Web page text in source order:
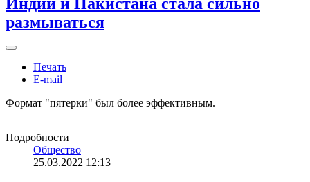
Индии и Пакистана стала сильно
размываться
Печать
E-mail
Формат "пятерки" был более эффективным.
Подробности
Общество
25.03.2022 12:13